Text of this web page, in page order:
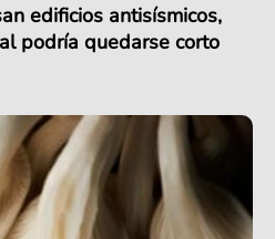
edificios antisísmicos,
podría quedarse corto